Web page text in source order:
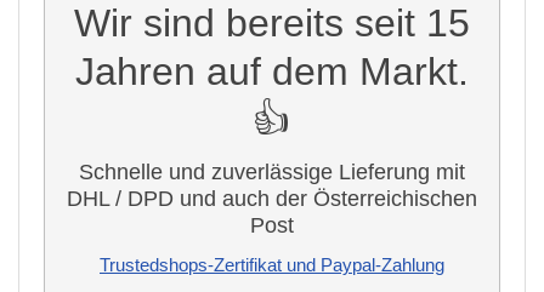
Wir sind bereits seit 15
Jahren auf dem Markt.
👍
Schnelle und zuverlässige Lieferung mit
DHL / DPD und auch der Österreichischen
Post
Trustedshops-Zertifikat und Paypal-Zahlung